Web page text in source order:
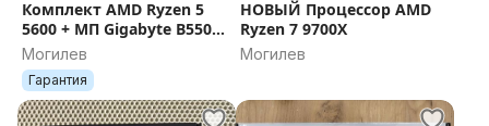
Комплект AMD Ryzen 5
5600 + МП Gigabyte B550
Eagle
Могилев
Гарантия
НОВЫЙ Процессор AMD
Ryzen 7 9700X
Могилев